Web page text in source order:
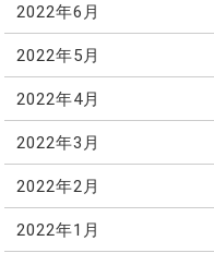
2022年6月
2022年5月
2022年4月
2022年3月
2022年2月
2022年1月